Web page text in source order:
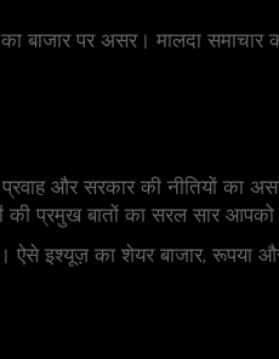
बाजार पर असर। मालदा
और सरकार की नीतियों का
की प्रमुख बातों का सरल सार आपको
इश्यूज़ का शेयर बाजार, रूपया